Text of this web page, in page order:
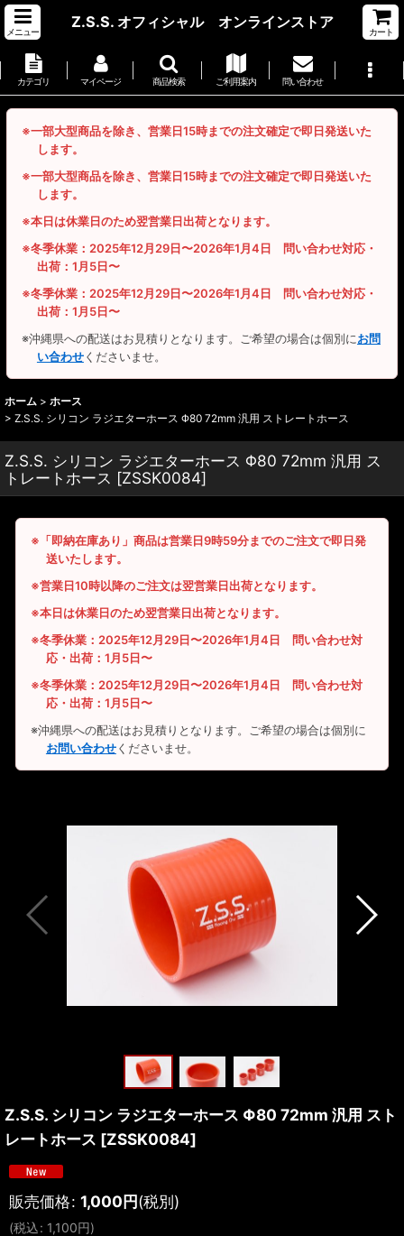
メニュー
Z.S.S. オフィシャル オンラインストア
カート
カテゴリ マイページ 商品検索 ご利用案内 問い合わせ
※一部大型商品を除き、営業日15時までの注文確定で即日発送いた
します。
※一部大型商品を除き、営業日15時までの注文確定で即日発送いた
します。
※本日は休業日のため翌営業日出荷となります。
※冬季休業：2025年12月29日〜2026年1月4日 問い合わせ対応・
出荷：1月5日〜
※冬季休業：2025年12月29日〜2026年1月4日 問い合わせ対応・
出荷：1月5日〜
※沖縄県への配送はお見積りとなります。ご希望の場合は個別にお問
い合わせくださいませ。
ホーム > ホース
> Z.S.S. シリコン ラジエターホース Φ80 72mm 汎用 ストレートホース
Z.S.S. シリコン ラジエターホース Φ80 72mm 汎用 ス
トレートホース [ZSSK0084]
※「即納在庫あり」商品は営業日9時59分までのご注文で即日発
送いたします。
※営業日10時以降のご注文は翌営業日出荷となります。
※本日は休業日のため翌営業日出荷となります。
※冬季休業：2025年12月29日〜2026年1月4日 問い合わせ対
応・出荷：1月5日〜
※冬季休業：2025年12月29日〜2026年1月4日 問い合わせ対
応・出荷：1月5日〜
※沖縄県への配送はお見積りとなります。ご希望の場合は個別に
お問い合わせくださいませ。
Z.S.S. シリコン ラジエターホース Φ80 72mm 汎用 スト
レートホース [ZSSK0084]
販売価格: 1,000円(税別)
(税込: 1,100円)